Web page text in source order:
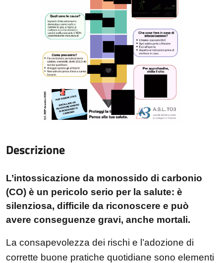
Descrizione
L’intossicazione da monossido di carbonio
(CO) è un pericolo serio per la salute: è
silenziosa, difficile da riconoscere e può
avere conseguenze gravi, anche mortali.
La consapevolezza dei rischi e l’adozione di
corrette buone pratiche quotidiane sono elementi